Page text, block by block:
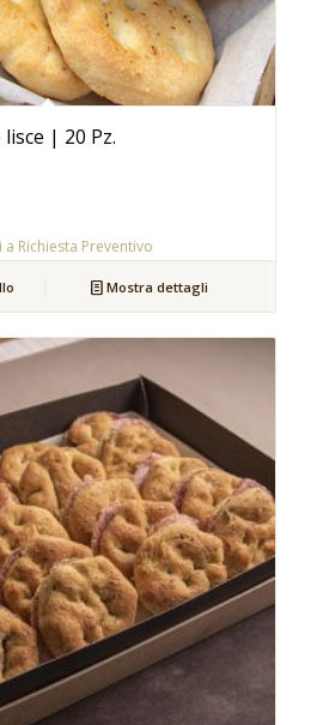
lisce | 20 Pz.
a Richiesta Preventivo
Mostra dettagli